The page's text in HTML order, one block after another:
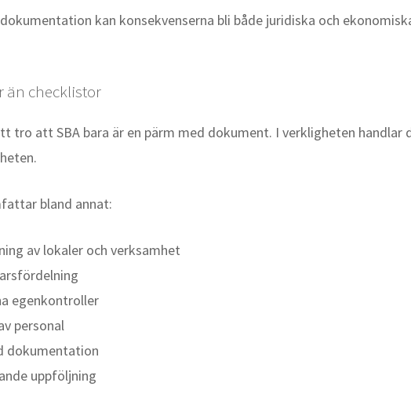
kan konsekvenserna bli både juridiska och
än checklistor
tro att SBA bara är en pärm med dokument. I verkligheten handlar
bland annat:
av lokaler och verksamhet
egenkontroller
personal
dokumentation
uppföljning